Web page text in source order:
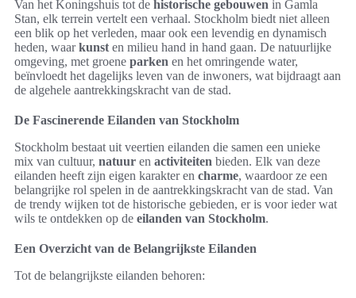
Van het Koningshuis tot de historische gebouwen in Gamla
Stan, elk terrein vertelt een verhaal. Stockholm biedt niet alleen
een blik op het verleden, maar ook een levendig en dynamisch
heden, waarkunst en milieu hand in hand gaan. De natuurlijke
omgeving, met groene parken en het omringende water,
beïnvloedt het dagelijks leven van de inwoners, wat bijdraagt aan
de algehele aantrekkingskracht van de stad.
De Fascinerende Eilanden van Stockholm
Stockholm bestaat uit veertien eilanden die samen een unieke
mix van cultuur, natuur en activiteiten bieden. Elk van deze
eilanden heeft zijn eigen karakter en charme, waardoor ze een
belangrijke rol spelen in de aantrekkingskracht van de stad. Van
de trendy wijken tot de historische gebieden, er is voor ieder wat
wils te ontdekken op de eilanden van Stockholm.
Een Overzicht van de Belangrijkste Eilanden
Tot de belangrijkste eilanden behoren: